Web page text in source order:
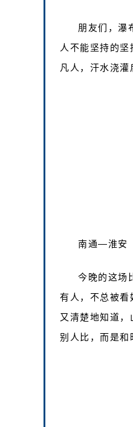
朋友们，瀑
人不能坚持的
凡人，汗水浇
南通—淮安
今晚的这场
有人，不总被看
又清楚地知道
别人比，而是和